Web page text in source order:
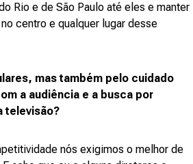
Rio e de São Paulo até eles e manter
centro e qualquer lugar desse
mas também pelo cuidado
a audiência e a busca por
televisão?
nós exigimos o melhor de